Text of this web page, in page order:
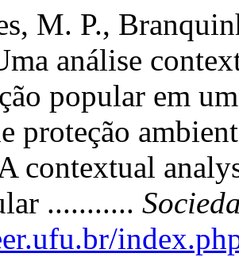
M. P.,
análise
popular em
proteção
contextual
...........